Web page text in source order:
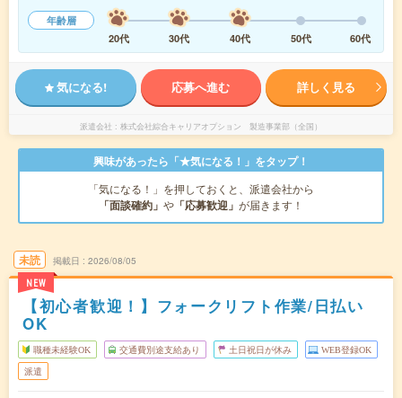
年齢層
20代
30代 40代 50代 60代
気になる! 応募へ進む 詳しく見る
派遣会社 株式会社綜合キャリアオプション 製造事業部（全国）
興味があったら「★気になる！」をタップ！
「気になる！」を押しておくと、派遣会社から
「面談確約」 や 「応募歓迎」 が届きます！
未読
NEW
掲載日 2026/08/05
【初心者歓迎！】フォークリフト作業/日払い
OK
職種未経験OK 交通費別途支給あり 土日祝日が休み WEB登録OK
派遣